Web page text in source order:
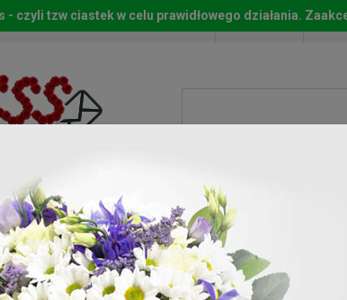
Start
Kwiaty
czyli tzw ciastek w celu prawidłowego działania.